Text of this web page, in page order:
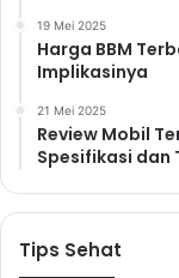
19 Mei 2025
Harga BBM
Implikasinya
21 Mei 2025
Review Mobil
Spesifikasi dan
Tips Sehat